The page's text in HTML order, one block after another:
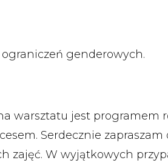
ograniczeń genderowych.
warsztatu jest programem
Serdecznie
zajęć. W wyjątkowych